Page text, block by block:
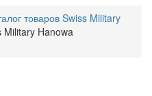
товаровSwiss Military
Hanowa